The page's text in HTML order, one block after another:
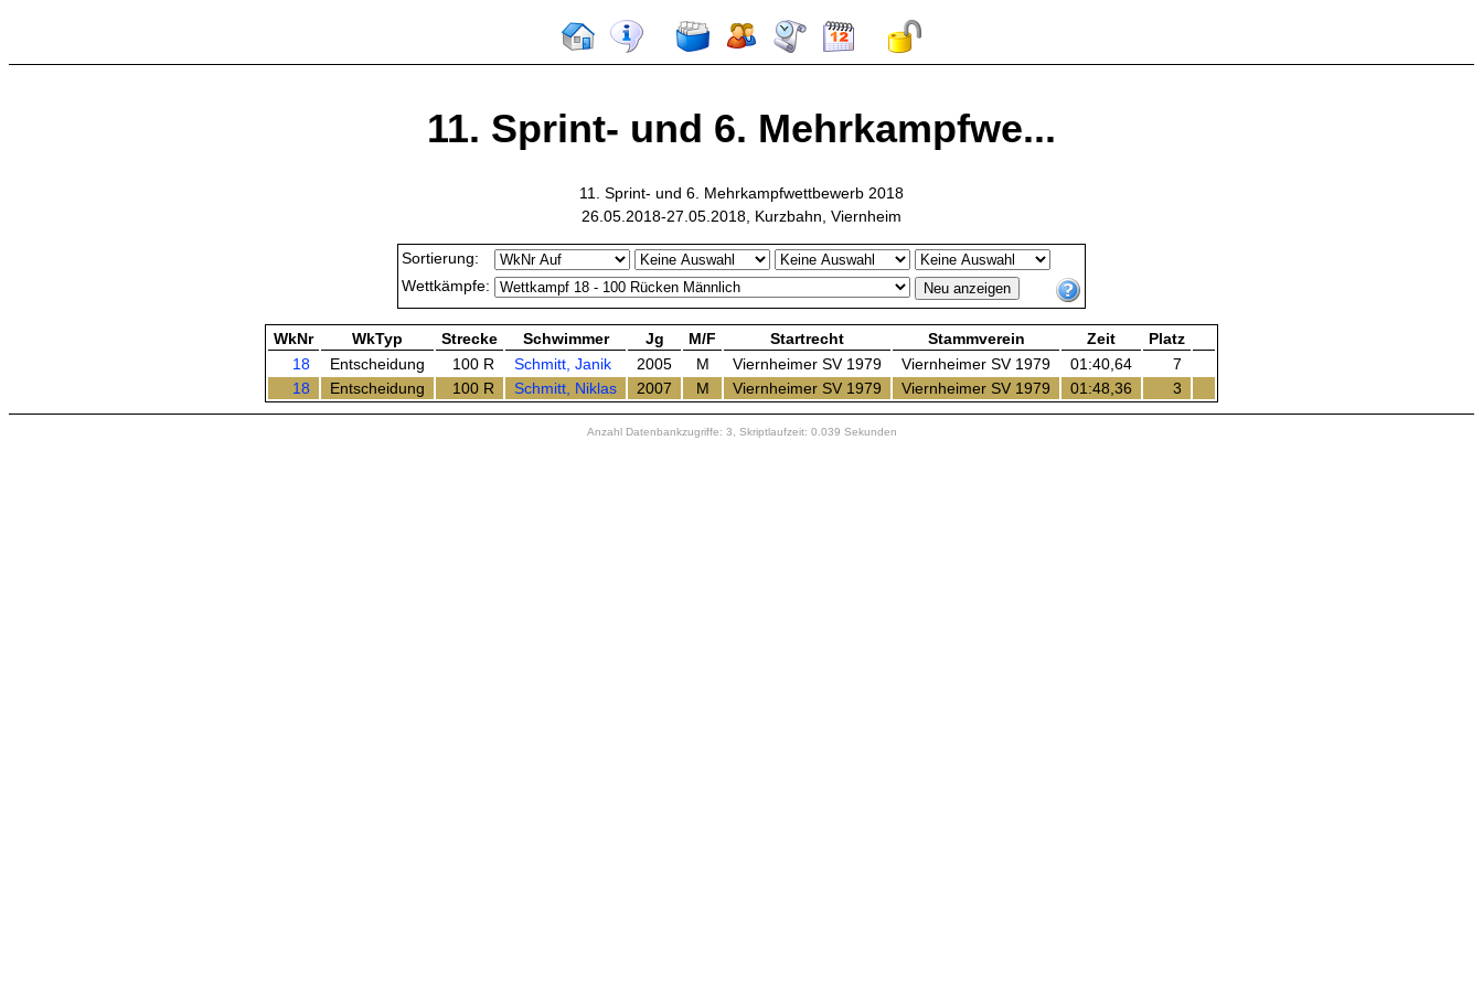
11. Sprint- und 6. Mehrkampfwe...
11. Sprint- und 6. Mehrkampfwettbewerb 2018
26.05.2018-27.05.2018, Kurzbahn, Viernheim
Sortierung:
Wettkämpfe:
WkNr WkTyp Strecke Schwimmer Jg M/F Startrecht Stammverein Zeit
Platz
18
Entscheidung 100 R Schmitt, Janik 2005 M Viernheimer SV 1979 Viernheimer SV 1979 01:40,64
7
18
Entscheidung 100 R Schmitt, Niklas 2007 M Viernheimer SV 1979 Viernheimer SV 1979 01:48,36 3
Anzahl Datenbankzugriffe: 3, Skriptlaufzeit: 0.039 Sekunden